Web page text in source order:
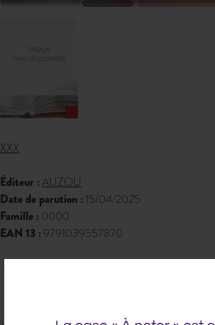
XXX
Éditeur :AUZOU
Date de parution : 15/04/2025
Famille : 0000
EAN 13 : 9791039557870